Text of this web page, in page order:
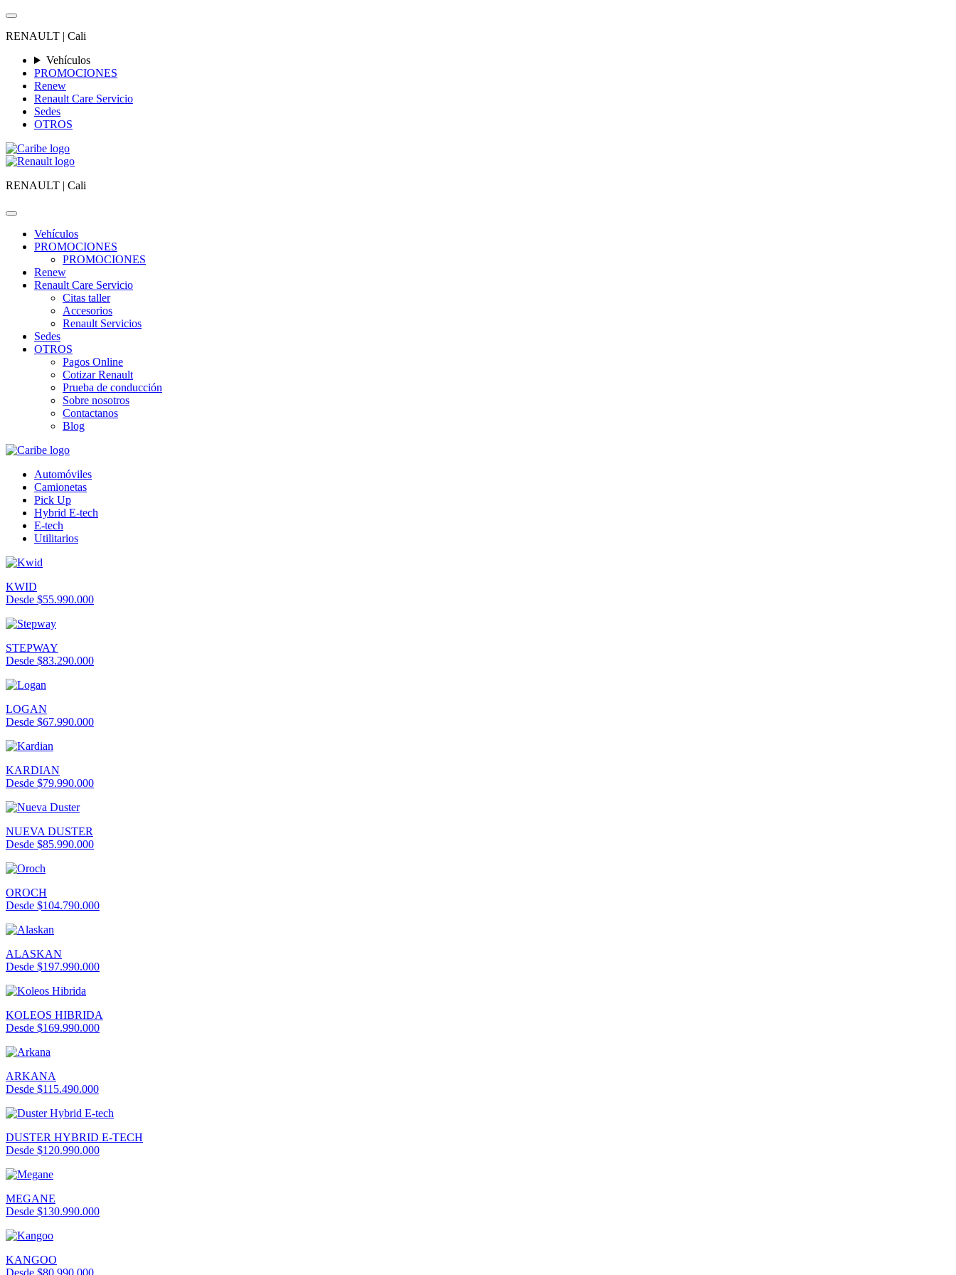
RENAULT | Cali
Vehículos
PROMOCIONES
Renew
Renault Care Servicio
Sedes
OTROS
RENAULT | Cali
Vehículos
PROMOCIONES
PROMOCIONES
Renew
Renault Care Servicio
Citas taller
Accesorios
Renault Servicios
Sedes
OTROS
Pagos Online
Cotizar Renault
Prueba de conducción
Sobre nosotros
Contactanos
Blog
Automóviles
Camionetas
Pick Up
Hybrid E-tech
E-tech
Utilitarios
KWID
Desde $55.990.000
STEPWAY
Desde $83.290.000
LOGAN
Desde $67.990.000
KARDIAN
Desde $79.990.000
NUEVA DUSTER
Desde $85.990.000
OROCH
Desde $104.790.000
ALASKAN
Desde $197.990.000
KOLEOS HIBRIDA
Desde $169.990.000
ARKANA
Desde $115.490.000
DUSTER HYBRID E-TECH
Desde $120.990.000
MEGANE
Desde $130.990.000
KANGOO
Desde $80.990.000